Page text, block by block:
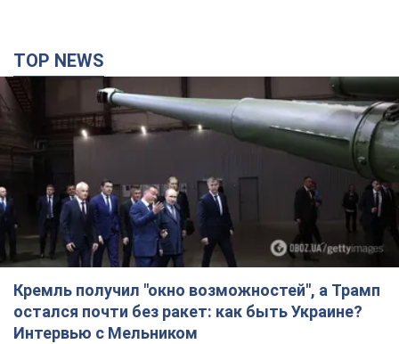
TOP NEWS
Кремль получил "окно возможностей", а Трамп
остался почти без ракет: как быть Украине?
Интервью с Мельником